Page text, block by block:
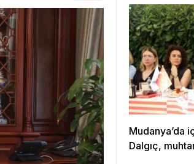
Mudanya’da
Dalgıç,